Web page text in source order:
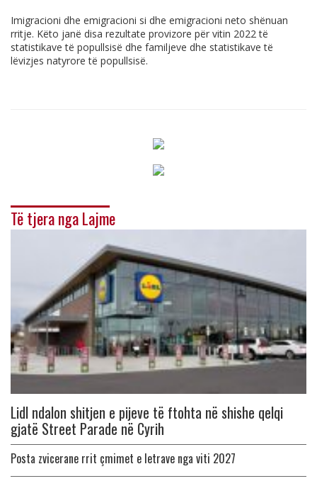
Imigracioni dhe emigracioni si dhe emigracioni neto shënuan
rritje. Këto janë disa rezultate provizore për vitin 2022 të
statistikave të popullsisë dhe familjeve dhe statistikave të
lëvizjes natyrore të popullsisë.
Të tjera nga Lajme
Lidl ndalon shitjen e pijeve të ftohta në shishe qelqi
gjatë Street Parade në Cyrih
Posta zvicerane rrit çmimet e letrave nga viti 2027